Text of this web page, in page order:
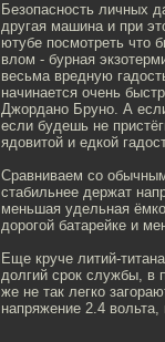
Безопасность личных
другая машина и при
ютубе посмотреть что
влом - бурная
весьма вредную
начинается очень
Джордано Бруно. А
если будешь не
ядовитой и едкой
Сравниваем со
стабильнее держат
меньшая удельная
дорогой батарейке и
Еще круче литий-
долгий срок службы, в
же не так легко
напряжение 2.4